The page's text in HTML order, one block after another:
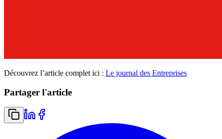
Découvrez l’article complet ici : Le journal des Entreprises
Partager l'article